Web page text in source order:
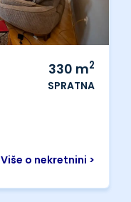
330 m2
SPRATNA
Više o nekretnini >